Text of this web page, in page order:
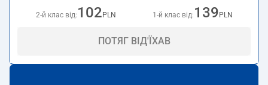
2-й клас від: 102 PLN 1-й клас від: 139 PLN
ПОТЯГ ВІД'ЇХАВ